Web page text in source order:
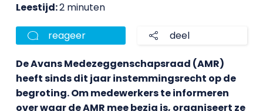
Leestijd:2 minuten
reageer deel
De Avans Medezeggenschapsraad (AMR)
heeft sinds dit jaar instemmingsrecht op de
begroting. Om medewerkers te informeren
over waar de AMR mee bezig is, organiseert ze